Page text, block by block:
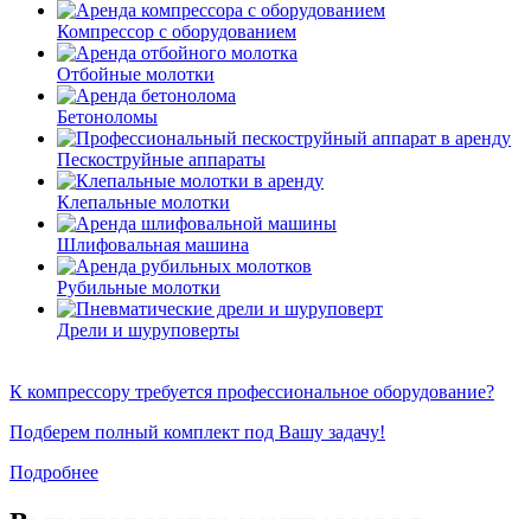
Компрессор с оборудованием
Отбойные молотки
Бетоноломы
Пескоструйные аппараты
Клепальные молотки
Шлифовальная машина
Рубильные молотки
Дрели и шуруповерты
К компрессору требуется профессиональное оборудование?
Подберем полный комплект под Вашу задачу!
Подробнее